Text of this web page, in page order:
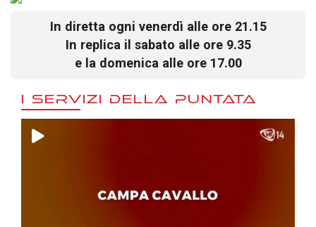
In diretta ogni venerdì alle ore 21.15
In replica il sabato alle ore 9.35
e la domenica alle ore 17.00
I SERVIZI DELLA PUNTATA